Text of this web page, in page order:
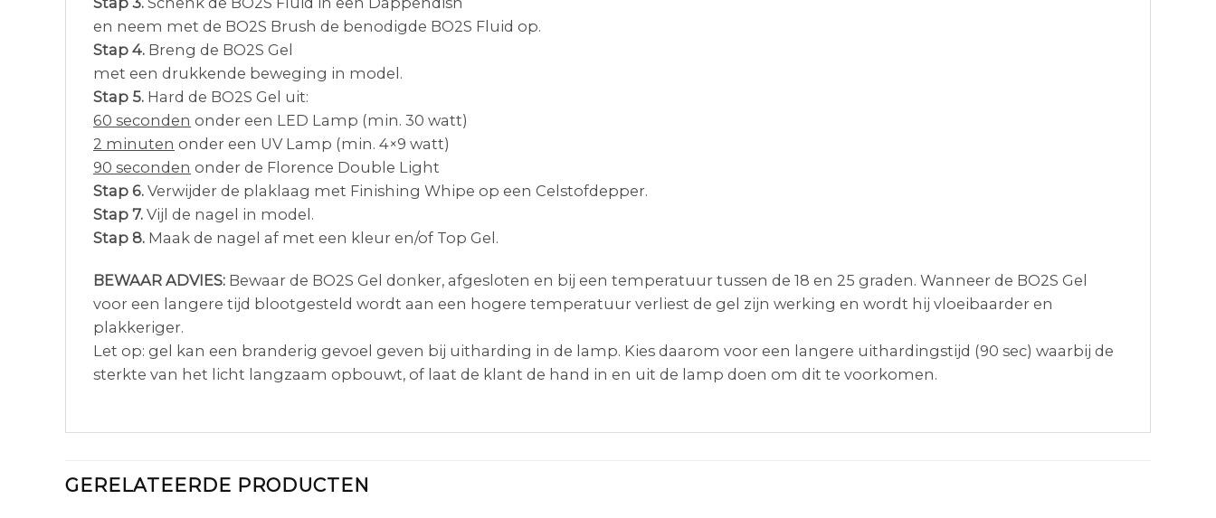
en neem met de BO2S Brush de benodigde BO2S Fluid op.
Stap 4. Breng de BO2S Gel
met een drukkende beweging in model.
Stap 5. Hard de BO2S Gel uit:
60 seconden onder een LED Lamp (min. 30 watt)
2 minuten onder een UV Lamp (min. 4×9 watt)
90 seconden onder de Florence Double Light
Stap 6. Verwijder de plaklaag met Finishing Whipe op een Celstofdepper.
Stap 7. Vijl de nagel in model.
Stap 8. Maak de nagel af met een kleur en/of Top Gel.
BEWAAR ADVIES: Bewaar de BO2S Gel donker, afgesloten en bij een temperatuur tussen de 18 en 25 graden. Wanneer de BO2S Gel
voor een langere tijd blootgesteld wordt aan een hogere temperatuur verliest de gel zijn werking en wordt hij vloeibaarder en
plakkeriger.
Let op: gel kan een branderig gevoel geven bij uitharding in de lamp. Kies daarom voor een langere uithardingstijd (90 sec) waarbij de
sterkte van het licht langzaam opbouwt, of laat de klant de hand in en uit de lamp doen om dit te voorkomen.
GERELATEERDE PRODUCTEN